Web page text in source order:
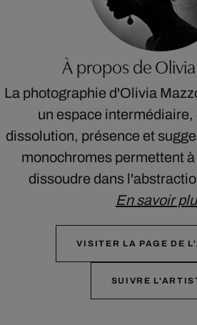
À propos de
La photographie d'Olivia
un espace
dissolution, présence et
monochromes permettent
dissoudre dans
En savoir
VISITER LA PAGE DE
SUIVRE